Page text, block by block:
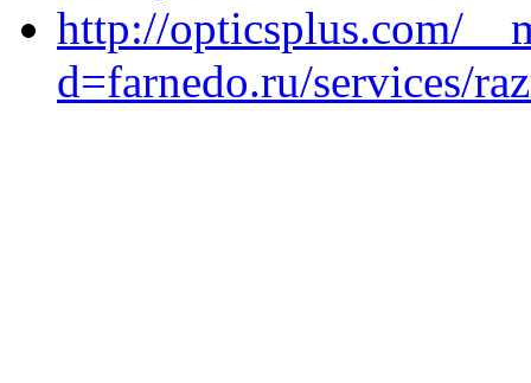
http://opticsplus.com/
d=farnedo.ru/services/